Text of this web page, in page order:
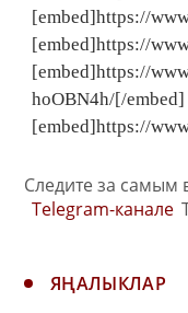
[embed]https://
[embed]https://
[embed]https://
hoOBN4h/[/embed]
[embed]https://
Следите за
Telegram-канале
ЯҢАЛЫКЛАР